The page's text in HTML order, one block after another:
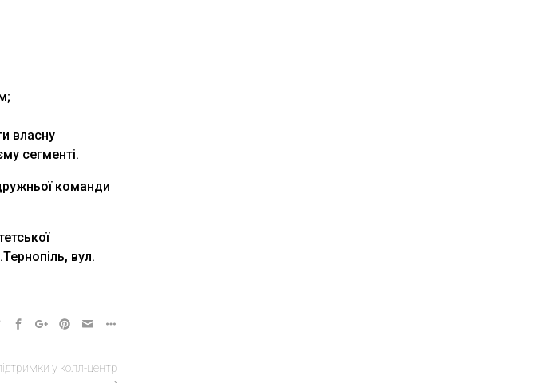
власну
сегменті.
команди
вул.
підтримки у колл-центр